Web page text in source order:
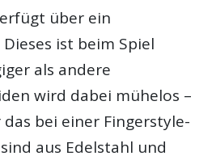
über ein
ist beim Spiel
als andere
wird dabei mühelos –
bei einer Fingerstyle-
aus Edelstahl und